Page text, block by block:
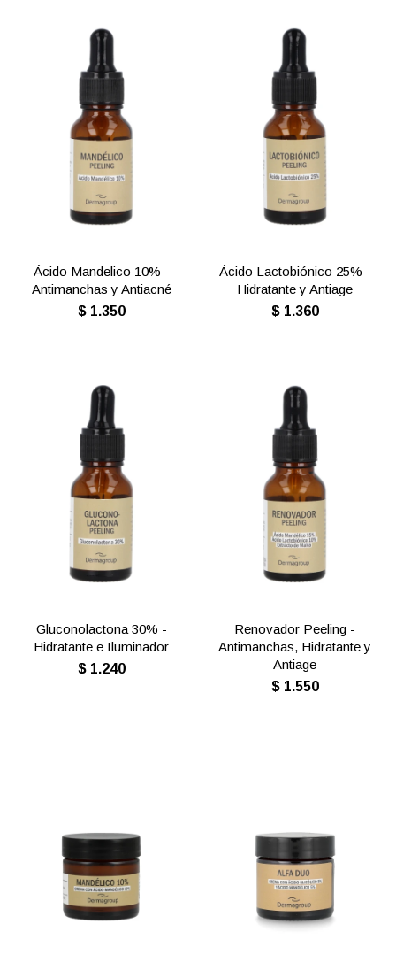
Ácido Mandelico 10% -
Antimanchas y Antiacné
$ 1.350
Ácido Lactobiónico 25% -
Hidratante y Antiage
$ 1.360
Gluconolactona 30% -
Hidratante e Iluminador
$ 1.240
Renovador Peeling -
Antimanchas, Hidratante y
Antiage
$ 1.550